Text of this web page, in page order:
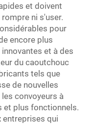
et doivent
ni s'user.
pour
encore plus
et à des
du caoutchouc
tels que
de nouvelles
convoyeurs à
et plus fonctionnels.
entreprises qui